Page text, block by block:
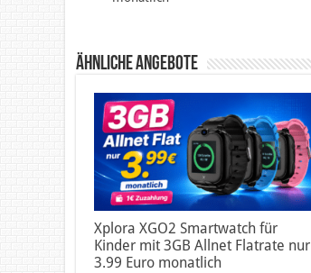
Ähnliche Angebote
Xplora XGO2 Smartwatch für
Kinder mit 3GB Allnet Flatrate nur
3.99 Euro monatlich